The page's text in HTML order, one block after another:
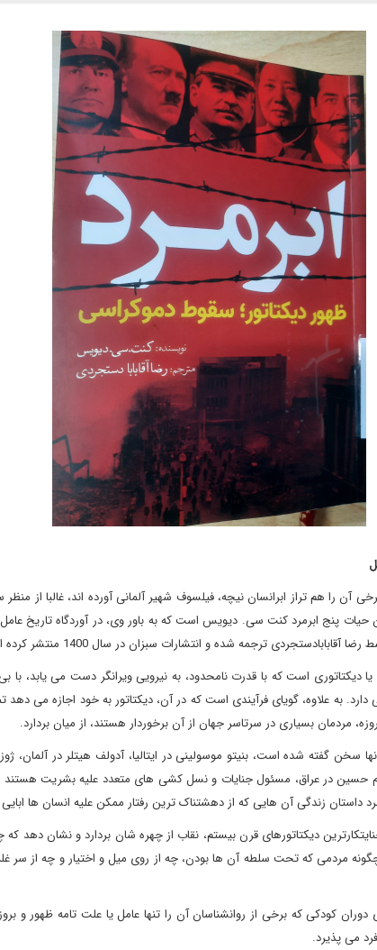
که حتی برخی آن را هم تراز ابرانسان نیچه، فیلسوف شهیر آلمانی آورده اند،
پنج ابرمرد کنت سی. دیویس است که به باور وی، در آوردگاه تاریخ
ترجمه شده و انتشارات سبزان در سال 1400 منتشر کرده است.
یا دیکتاتوری است که با قدرت نامحدود، به نیرویی ویرانگر دست می یابد،
دارد. به علاوه، گویای فرآیندی است که در آن، دیکتاتور به خود اجازه می
مردمان بسیاری در سرتاسر جهان از آن برخوردار هستند، از میان بردارد.
سخن گفته شده است، بنیتو موسولینی در ایتالیا، آدولف هیتلر در آلمان،
در عراق، مسئول جنایات و نسل کشی های متعدد علیه بشریت هستند که
داستان زندگی آن هایی که از دهشتناک ترین رفتار ممکن علیه انسان ها
دیکتاتورهای قرن بیستم، نقاب از چهره شان بردارد و نشان دهد
چگونه مردمی که تحت سلطه آن ها بودن، چه از روی میل و اختیار و چه از
کودکی که برخی از روانشناسان آن را تنها عامل یا علت تامه ظهور و بروز
می پذیرد.